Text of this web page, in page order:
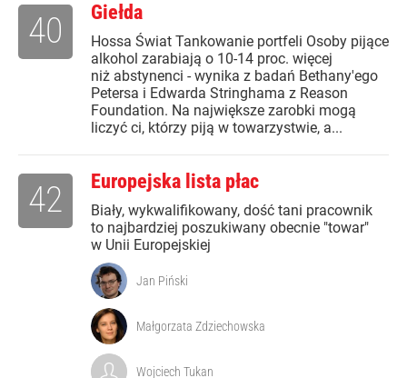
Giełda
Hossa Świat Tankowanie portfeli Osoby pijące
alkohol zarabiają o 10-14 proc. więcej
niż abstynenci - wynika z badań Bethany'ego
Petersa i Edwarda Stringhama z Reason
Foundation. Na największe zarobki mogą
liczyć ci, którzy piją w towarzystwie, a...
40
Europejska lista płac
Biały, wykwalifikowany, dość tani pracownik
to najbardziej poszukiwany obecnie "towar"
w Unii Europejskiej
42
Jan Piński
Małgorzata Zdziechowska
Wojciech Tukan